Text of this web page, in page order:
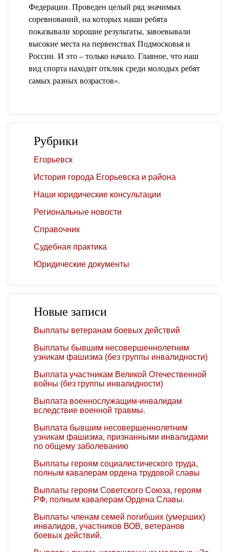
Федерации. Проведен целый ряд значимых
соревнований, на которых наши ребята
показывали хорошие результаты, завоевывали
высокие места на первенствах Подмосковья и
России. И это – только начало. Главное, что наш
вид спорта находит отклик среди молодых ребят
самых разных возрастов».
Рубрики
Егорьевск
История города Егорьевска и района
Наши юридические консультации
Региональные новости
Справочник
Судебная практика
Юридические документы
Новые записи
Выплаты ветеранам боевых действий
Выплаты бывшим несовершеннолетним
узникам фашизма (без группы инвалидности)
Выплата участникам Великой Отечественной
войны (без группы инвалидности)
Выплата военнослужащим-инвалидам
вследствие военной травмы.
Выплата бывшим несовершеннолетним
узникам фашизма, признанными инвалидами
по общему заболеванию
Выплаты героям социалистического труда,
полным кавалерам ордена трудовой славы
Выплаты героям Советского Союза, героям
РФ, полным кавалерам Ордена Славы.
Выплаты членам семей погибших (умерших)
инвалидов, участников ВОВ, ветеранов
боевых действий.